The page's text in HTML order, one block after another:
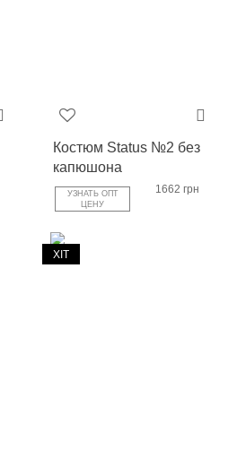
Костюм Status №2 без
капюшона
УЗНАТЬ ОПТ
ЦЕНУ
1662 грн
ХІТ